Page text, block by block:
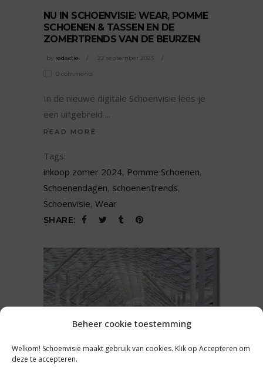
Beheer cookie toestemming
Welkom! Schoenvisie maakt gebruik van cookies. Klik op Accepteren om
deze te accepteren.
NU IN SCHOENVISIE: WEAR, POMME
SCHOENEN & TASSEN EN DE
ZOMERTRENDS VAN DE BEURZEN
by redactie 22 september 2023
0 comments
In de nieuwe digitale Schoenvisie lees je
een uitgebreid
READ MORE
Tags:
inkoop zomer 2024, Pomme Schoenen,
Schoenendagen, schoenentrends,
Schoenvisie, Wear
SHARE: